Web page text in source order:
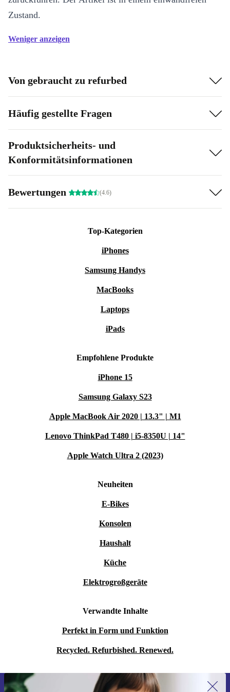
Zustand.
Weniger anzeigen
Von gebraucht zu refurbed
Häufig gestellte Fragen
Produktsicherheits- und
Konformitätsinformationen
Bewertungen (4.6)
Top-Kategorien
iPhones
Samsung Handys
MacBooks
Laptops
iPads
Empfohlene Produkte
iPhone 15
Samsung Galaxy S23
Apple MacBook Air 2020 | 13.3" | M1
Lenovo ThinkPad T480 | i5-8350U | 14"
Apple Watch Ultra 2 (2023)
Neuheiten
E-Bikes
Konsolen
Haushalt
Küche
Elektrogroßgeräte
Verwandte Inhalte
Perfekt in Form und Funktion
Recycled. Refurbished. Renewed.